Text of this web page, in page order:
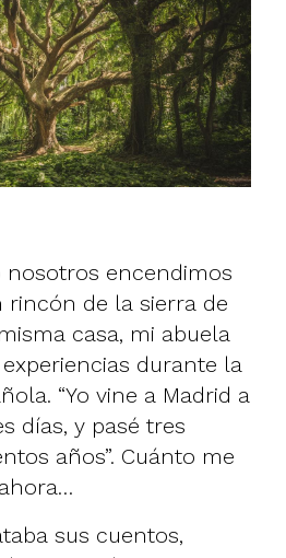
nosotros encendimos
rincón de la sierra de
casa, mi abuela
durante la
“Yo vine a Madrid a
días, y pasé tres
años”. Cuánto me
sus cuentos,